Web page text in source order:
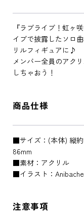
『ラブライブ！虹ヶ
イブで披露したソロ
リルフィギュアに♪
メンバー全員のアク
しちゃおう！
商品仕様
■サイズ：(本体) 縦
86mm
■素材：アクリル
■イラスト：Anibache
注意事項